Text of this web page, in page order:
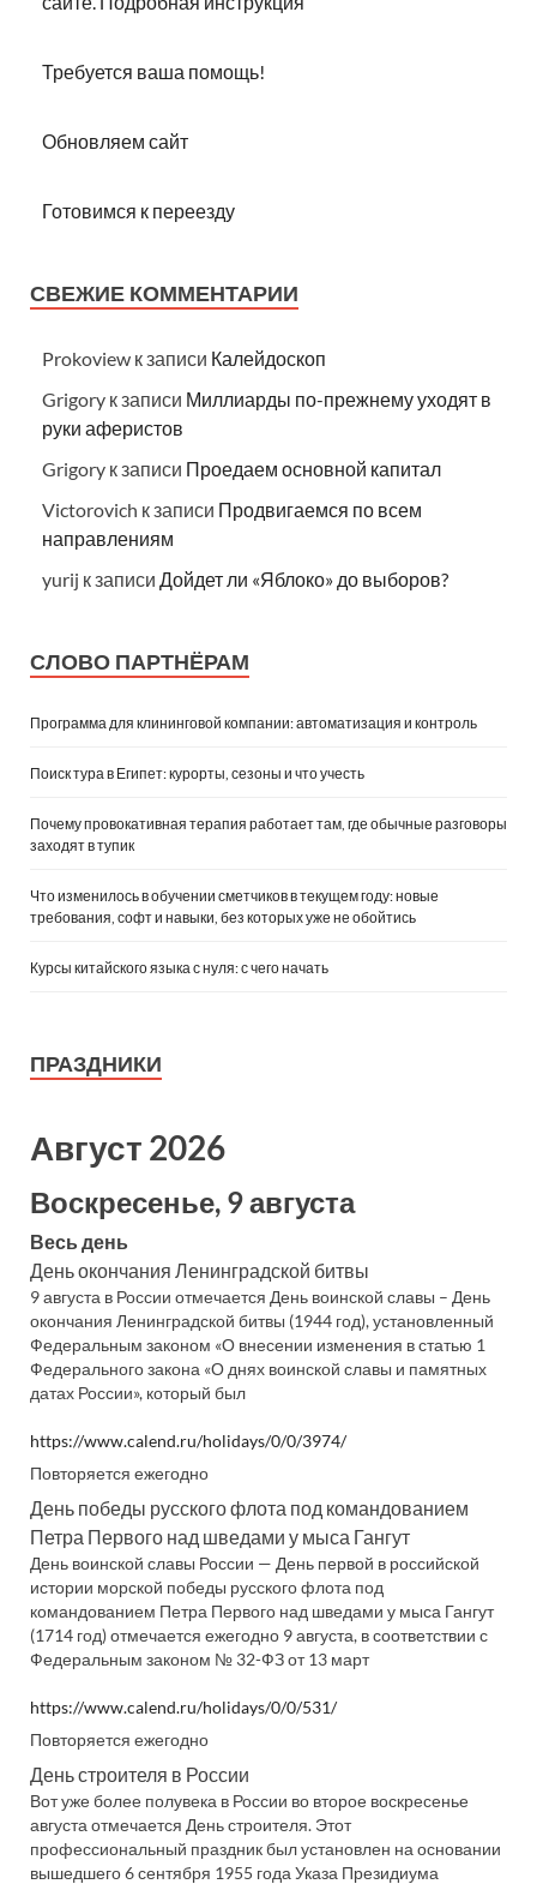
Требуется ваша помощь!
Обновляем сайт
Готовимся к переезду
СВЕЖИЕ КОММЕНТАРИИ
Prokoview к записи Калейдоскоп
Grigory к записи Миллиарды по-прежнему уходят в
руки аферистов
Grigory к записи Проедаем основной капитал
Victorovich к записи Продвигаемся по всем
направлениям
yurij к записи Дойдет ли «Яблоко» до выборов?
СЛОВО ПАРТНЁРАМ
Программа для клининговой компании: автоматизация и контроль
Поиск тура в Египет: курорты, сезоны и что учесть
Почему провокативная терапия работает там, где обычные разговоры
заходят в тупик
Что изменилось в обучении сметчиков в текущем году: новые
требования, софт и навыки, без которых уже не обойтись
Курсы китайского языка с нуля: с чего начать
ПРАЗДНИКИ
Август 2026
Воскресенье, 9 августа
Весь день
День окончания Ленинградской битвы
9 августа в России отмечается День воинской славы – День
окончания Ленинградской битвы (1944 год), установленный
Федеральным законом «О внесении изменения в статью 1
Федерального закона «О днях воинской славы и памятных
датах России», который был
https://www.calend.ru/holidays/0/0/3974/
Повторяется ежегодно
День победы русского флота под командованием
Петра Первого над шведами у мыса Гангут
День воинской славы России — День первой в российской
истории морской победы русского флота под
командованием Петра Первого над шведами у мыса Гангут
(1714 год) отмечается ежегодно 9 августа, в соответствии с
Федеральным законом № 32-ФЗ от 13 март
https://www.calend.ru/holidays/0/0/531/
Повторяется ежегодно
День строителя в России
Вот уже более полувека в России во второе воскресенье
августа отмечается День строителя. Этот
профессиональный праздник был установлен на основании
вышедшего 6 сентября 1955 года Указа Президиума